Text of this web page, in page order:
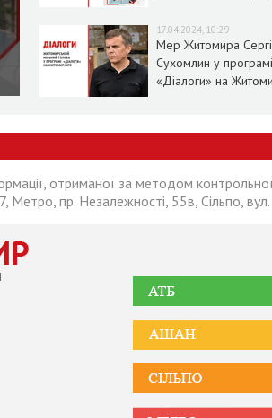
17.04.2024, 10:29
Мер Житомира
Сухомлин у програмі
«Діалоги» на
отриманої за методом
Метро, пр. Незалежності, 55в, Сільпо,